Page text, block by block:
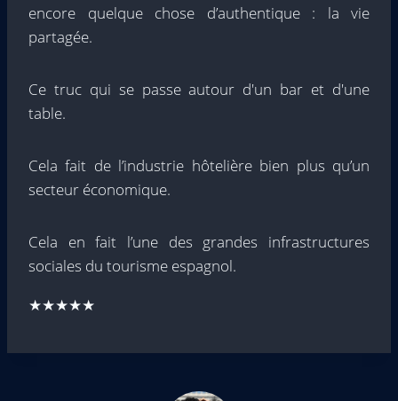
encore quelque chose d’authentique : la vie
partagée.
Ce truc qui se passe autour d'un bar et d'une
table.
Cela fait de l’industrie hôtelière bien plus qu’un
secteur économique.
Cela en fait l’une des grandes infrastructures
sociales du tourisme espagnol.
★★★★★